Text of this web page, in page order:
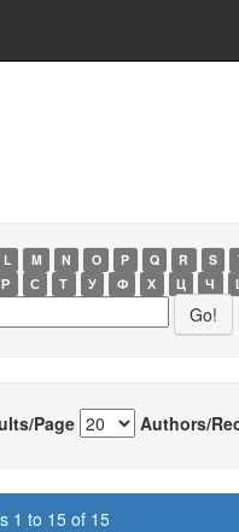
L M N O P Q R S
Р С Т У Ф Х Ц Ч
Page Authors/
1 to 15 of 15